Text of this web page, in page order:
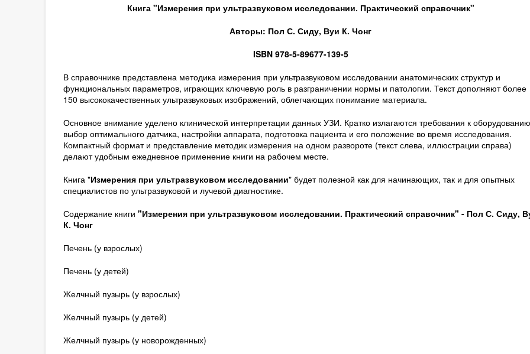
Книга "Измерения при ультразвуковом исследовании. Практический справочник"
Авторы: Пол С. Сиду, Вуи К. Чонг
ISBN 978-5-89677-139-5
В справочнике представлена методика измерения при ультразвуковом исследовании анатомических структур и
функциональных параметров, играющих ключевую роль в разграничении нормы и патологии. Текст дополняют более
150 высококачественных ультразвуковых изображений, облегчающих понимание материала.
Основное внимание уделено клинической интерпретации данных УЗИ. Кратко излагаются требования к
выбор оптимального датчика, настройки аппарата, подготовка пациента и его положение во время исследования.
Компактный формат и представление методик измерения на одном развороте (текст слева, иллюстрации справа)
делают удобным ежедневное применение книги на рабочем месте.
Книга "Измерения при ультразвуковом исследовании" будет полезной как для начинающих, так и для опытных
специалистов по ультразвуковой и лучевой диагностике.
Содержание книги "Измерения при ультразвуковом исследовании. Практический справочник" - Пол С. Сиду,
К. Чонг
Печень (у взрослых)
Печень (у детей)
Желчный пузырь (у взрослых)
Желчный пузырь (у детей)
Желчный пузырь (у новорожденных)